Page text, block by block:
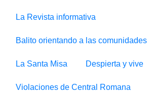
La Revista informativa
Balito orientando a las comunidades
La Santa Misa Despierta y vive
Violaciones de Central Romana